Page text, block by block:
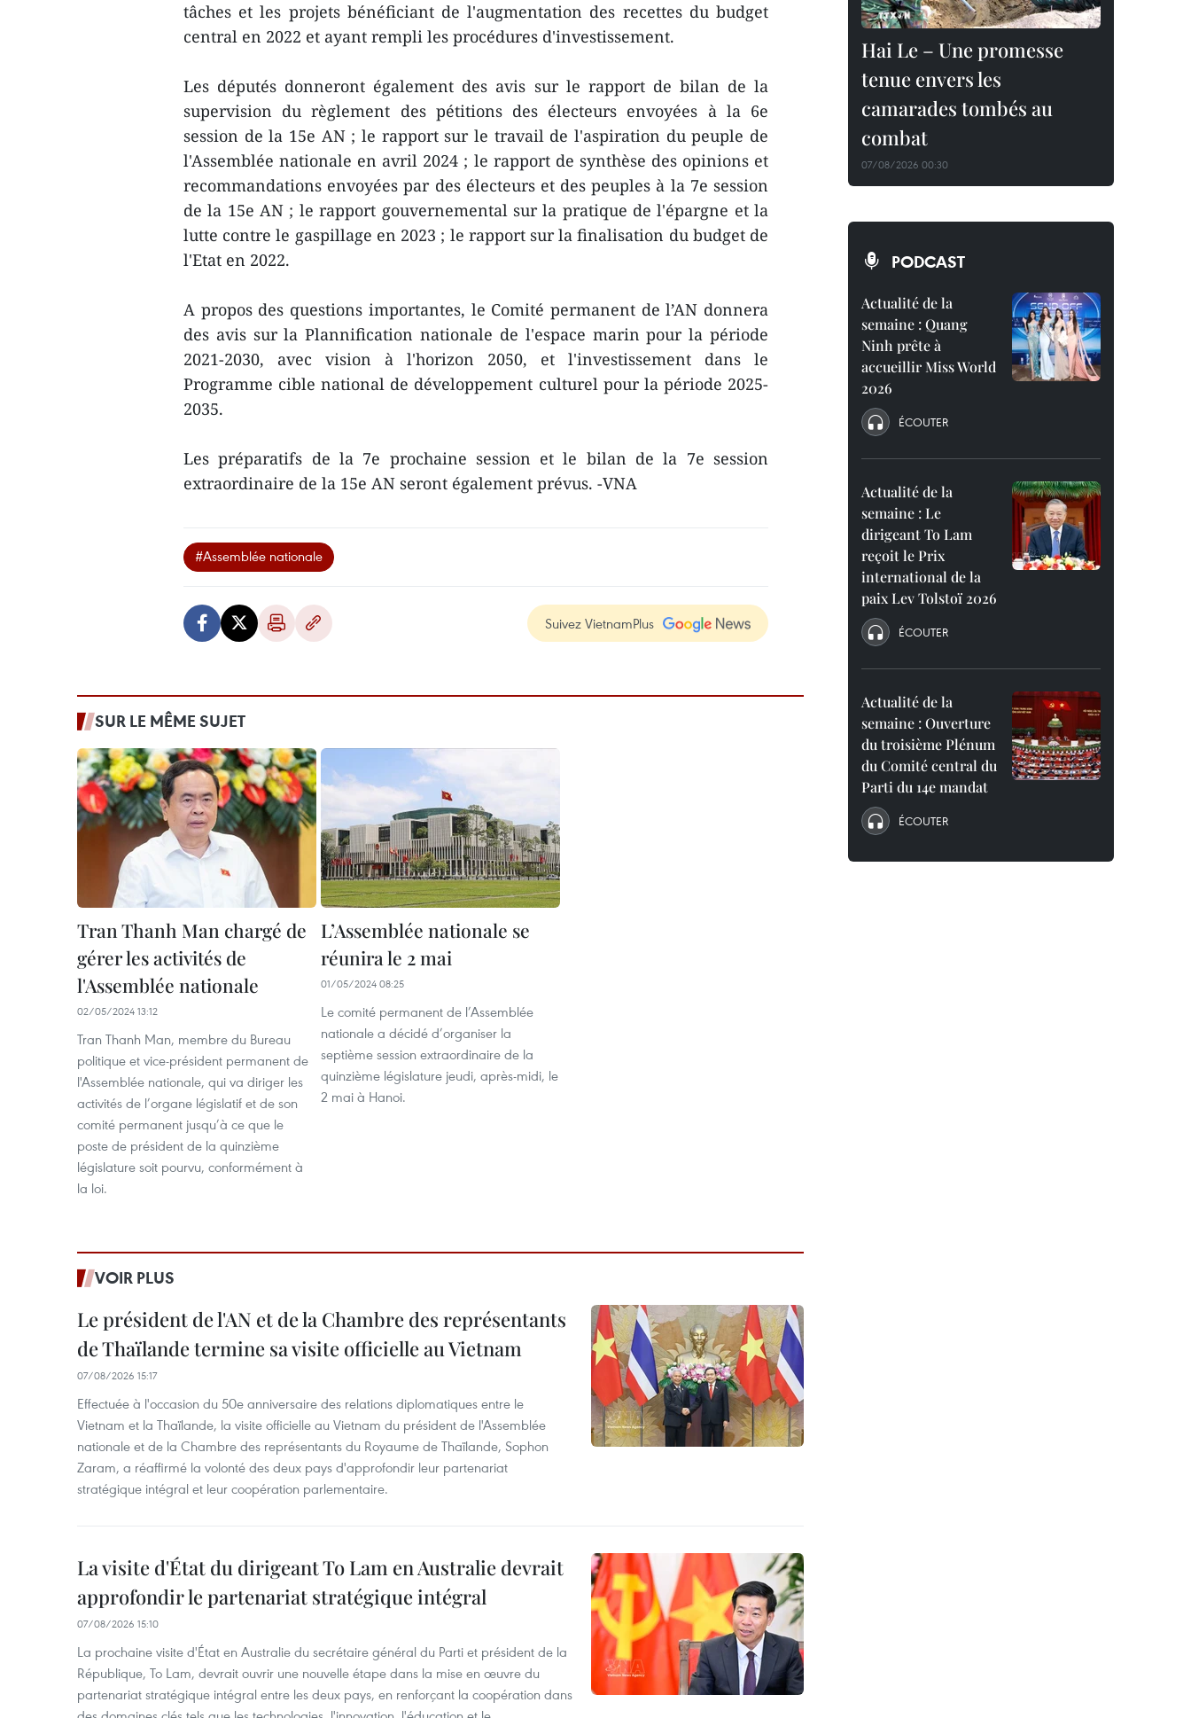
tâches et les projets bénéficiant de l'augmentation des recettes du budget
central en 2022 et ayant rempli les procédures d'investissement.
Les députés donneront également des avis sur le rapport de bilan de la
supervision du règlement des pétitions des électeurs envoyées à la 6e
session de la 15e AN ; le rapport sur le travail de l'aspiration du peuple de
l'Assemblée nationale en avril 2024 ; le rapport de synthèse des opinions et
recommandations envoyées par des électeurs et des peuples à la 7e session
de la 15e AN ; le rapport gouvernemental sur la pratique de l'épargne et la
lutte contre le gaspillage en 2023 ; le rapport sur la finalisation du budget de
l'Etat en 2022.
A propos des questions importantes, le Comité permanent de l’AN donnera
des avis sur la Plannification nationale de l'espace marin pour la période
2021-2030, avec vision à l'horizon 2050, et l'investissement dans le
Programme cible national de développement culturel pour la période 2025-
2035.
Les préparatifs de la 7e prochaine session et le bilan de la 7e session
extraordinaire de la 15e AN seront également prévus. -VNA
#Assemblée nationale
Suivez VietnamPlus
SUR LE MÊME SUJET
Tran Thanh Man chargé de
gérer les activités de
l'Assemblée nationale
02/05/2024 13:12
Tran Thanh Man, membre du Bureau
politique et vice-président permanent de
l'Assemblée nationale, qui va diriger les
activités de l’organe législatif et de son
comité permanent jusqu’à ce que le
poste de président de la quinzième
législature soit pourvu, conformément à
la loi.
L’Assemblée nationale se
réunira le 2 mai
01/05/2024 08:25
Le comité permanent de l’Assemblée
nationale a décidé d’organiser la
septième session extraordinaire de la
quinzième législature jeudi, après-midi, le
2 mai à Hanoi.
VOIR PLUS
Le président de l'AN et de la Chambre des représentants
de Thaïlande termine sa visite officielle au Vietnam
07/08/2026 15:17
Effectuée à l'occasion du 50e anniversaire des relations diplomatiques entre le
Vietnam et la Thaïlande, la visite officielle au Vietnam du président de l'Assemblée
nationale et de la Chambre des représentants du Royaume de Thaïlande, Sophon
Zaram, a réaffirmé la volonté des deux pays d'approfondir leur partenariat
stratégique intégral et leur coopération parlementaire.
La visite d'État du dirigeant To Lam en Australie devrait
approfondir le partenariat stratégique intégral
07/08/2026 15:10
La prochaine visite d'État en Australie du secrétaire général du Parti et président de la
République, To Lam, devrait ouvrir une nouvelle étape dans la mise en œuvre du
partenariat stratégique intégral entre les deux pays, en renforçant la coopération dans
Hai Le – Une promesse
tenue envers les
camarades tombés au
combat
07/08/2026 00:30
PODCAST
Actualité de la
semaine : Quang
Ninh prête à
accueillir Miss World
2026
ÉCOUTER
Actualité de la
semaine : Le
dirigeant To Lam
reçoit le Prix
international de la
paix Lev Tolstoï 2026
ÉCOUTER
Actualité de la
semaine : Ouverture
du troisième Plénum
du Comité central du
Parti du 14e mandat
ÉCOUTER